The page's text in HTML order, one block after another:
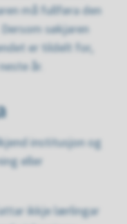
må fullføra den
søkjaren
er tildelt for,
år.
institusjon og
eller
ikkje lærlingar